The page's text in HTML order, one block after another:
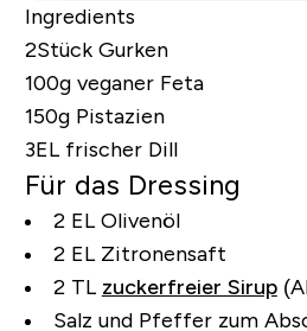
Ingredients
2Stück Gurken
100g veganer Feta
150g Pistazien
3EL frischer Dill
Für das Dressing
2 EL Olivenöl
2 EL Zitronensaft
2 TL zuckerfreier Sirup
Salz und Pfeffer zum